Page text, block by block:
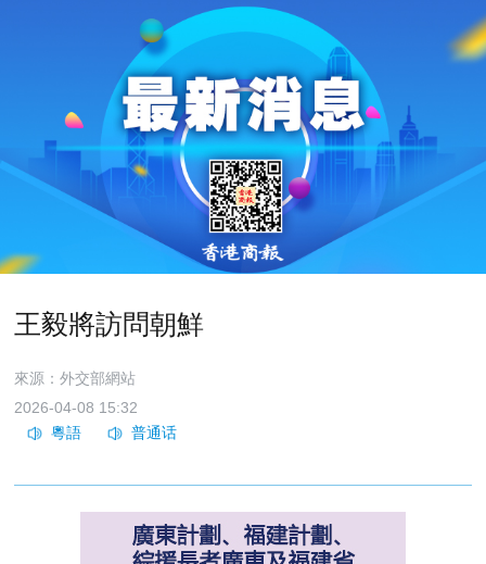
王毅將訪問朝鮮
來源：外交部網站
2026-04-08 15:32